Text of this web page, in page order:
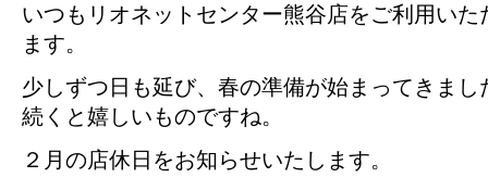
いつもリオネットセンター熊谷店をご利用い
ます。
少しずつ日も延び、春の準備が始まってきま
続くと嬉しいものですね。
２月の店休日をお知らせいたします。